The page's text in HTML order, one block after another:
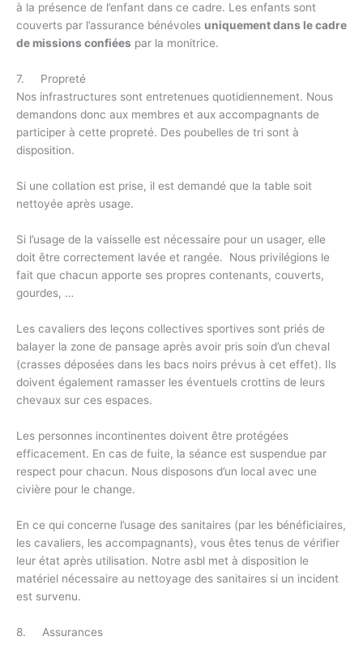
à la présence de l’enfant dans ce cadre. Les enfants sont
couverts par l’assurance bénévoles uniquement dans le cadre
de missions confiées par la monitrice.
7. Propreté
Nos infrastructures sont entretenues quotidiennement. Nous
demandons donc aux membres et aux accompagnants de
participer à cette propreté. Des poubelles de tri sont à
disposition.
Si une collation est prise, il est demandé que la table soit
nettoyée après usage.
Si l’usage de la vaisselle est nécessaire pour un usager, elle
doit être correctement lavée et rangée. Nous privilégions le
fait que chacun apporte ses propres contenants, couverts,
gourdes, …
Les cavaliers des leçons collectives sportives sont priés de
balayer la zone de pansage après avoir pris soin d’un cheval
(crasses déposées dans les bacs noirs prévus à cet effet). Ils
doivent également ramasser les éventuels crottins de leurs
chevaux sur ces espaces.
Les personnes incontinentes doivent être protégées
efficacement. En cas de fuite, la séance est suspendue par
respect pour chacun. Nous disposons d’un local avec une
civière pour le change.
En ce qui concerne l’usage des sanitaires (par les bénéficiaires,
les cavaliers, les accompagnants), vous êtes tenus de vérifier
leur état après utilisation. Notre asbl met à disposition le
matériel nécessaire au nettoyage des sanitaires si un incident
est survenu.
8. Assurances